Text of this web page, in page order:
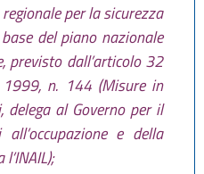
per la sicurezza
del piano nazionale
previsto dall’articolo 32
n. 144 (Misure in
al Governo per il
e della